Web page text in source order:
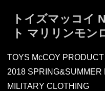
トイズマッコイ
ト マリリンモン
TOYS McCOY PRODUCT
2018 SPRING&SUMMER
MILITARY CLOTHING